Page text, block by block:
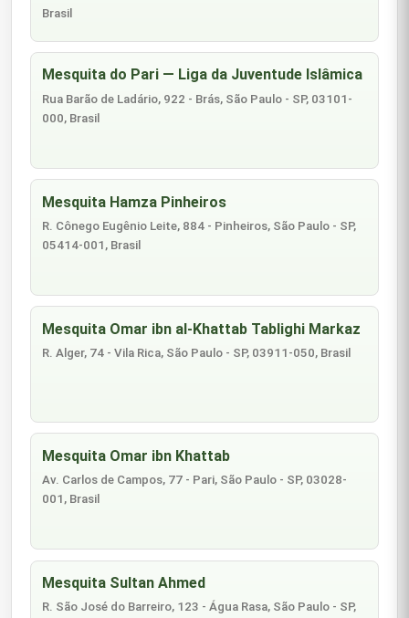
Brasil
Mesquita do Pari — Liga da Juventude Islâmica
Rua Barão de Ladário, 922 - Brás, São Paulo - SP, 03101-
000, Brasil
Mesquita Hamza Pinheiros
R. Cônego Eugênio Leite, 884 - Pinheiros, São Paulo - SP,
05414-001, Brasil
Mesquita Omar ibn al-Khattab Tablighi Markaz
R. Alger, 74 - Vila Rica, São Paulo - SP, 03911-050, Brasil
Mesquita Omar ibn Khattab
Av. Carlos de Campos, 77 - Pari, São Paulo - SP, 03028-
001, Brasil
Mesquita Sultan Ahmed
R. São José do Barreiro, 123 - Água Rasa, São Paulo - SP,